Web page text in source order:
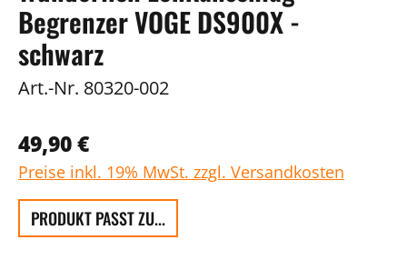
Begrenzer VOGE DS900X -
schwarz
Art.-Nr. 80320-002
49,90 €
Preise inkl. 19% MwSt. zzgl. Versandkosten
PRODUKT PASST ZU...